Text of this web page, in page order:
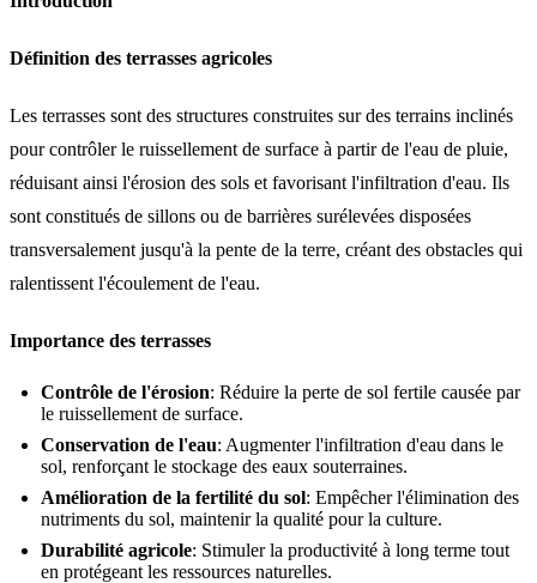
Définition des terrasses agricoles
Les terrasses sont des structures construites sur des terrains inclinés
pour contrôler le ruissellement de surface à partir de l'eau de pluie,
réduisant ainsi l'érosion des sols et favorisant l'infiltration d'eau. Ils
sont constitués de sillons ou de barrières surélevées disposées
transversalement jusqu'à la pente de la terre, créant des obstacles qui
ralentissent l'écoulement de l'eau.
Importance des terrasses
Contrôle de l'érosion: Réduire la perte de sol fertile causée par
le ruissellement de surface.
Conservation de l'eau: Augmenter l'infiltration d'eau dans le
sol, renforçant le stockage des eaux souterraines.
Amélioration de la fertilité du sol: Empêcher l'élimination des
nutriments du sol, maintenir la qualité pour la culture.
Durabilité agricole: Stimuler la productivité à long terme tout
en protégeant les ressources naturelles.